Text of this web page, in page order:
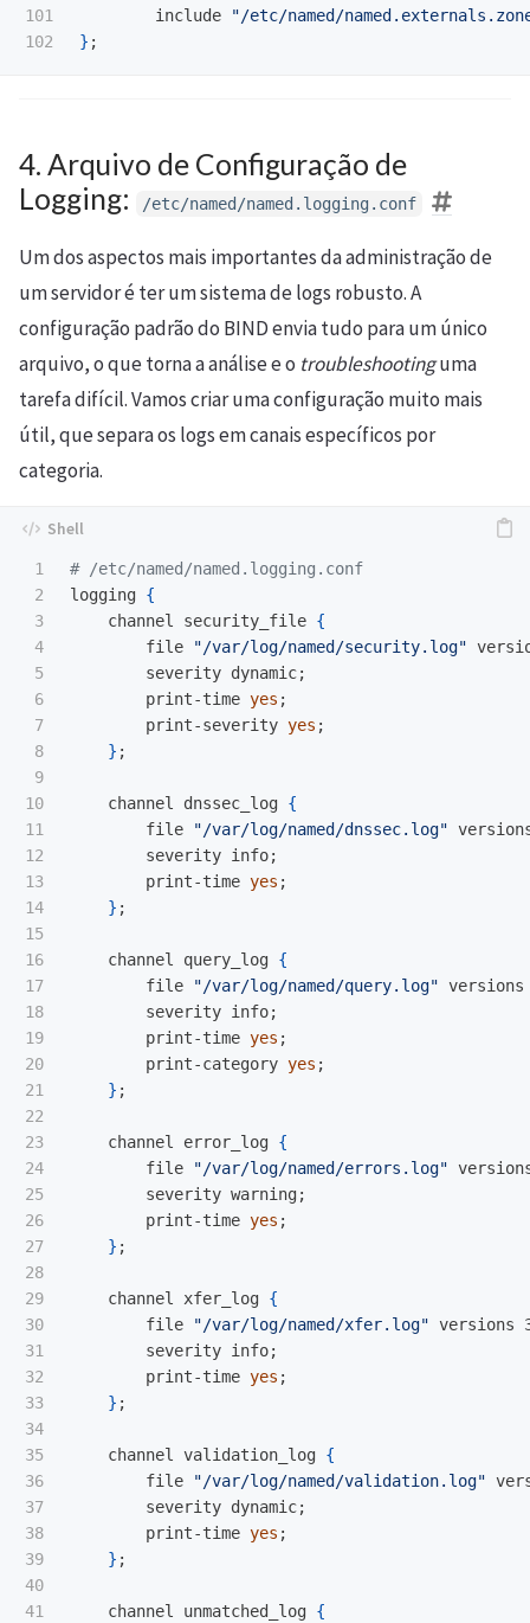
101
        include
"/etc/named/
} ;
4. Arquivo de Configuração de
Logging:
/etc/named/named.logging.conf
Um dos aspectos mais importantes da administração de
um servidor é ter um sistema de logs robusto. A
configuração padrão do BIND envia tudo para um único
arquivo, o que torna a análise e o troubleshootinguma
tarefa difícil. Vamos criar uma configuração muito mais
útil, que separa os logs em canais específicos por
categoria.
1
2
3
4
5
6
7
8
9
10
11
12
13
14
15
16
17
18
19
20
21
22
23
24
25
26
27
28
29
30
31
32
33
34
35
36
37
38
39
40
41
# /etc/named/named.logging.conf
logging {
    channel security_file
{
        file
"/var/log/named/security.log"
        severity dynamic
;
        print-time
yes ;
        print-severity
yes ;
} ;
    channel dnssec_log
{
        file
"/var/log/named/dnssec.log"
        severity info
;
        print-time
yes ;
} ;
    channel query_log
{
        file
"/var/log/named/query.log" versions
        severity info
;
        print-time
yes ;
        print-category
yes ;
} ;
    channel error_log
{
        file
"/var/log/named/errors.log"
        severity warning
;
        print-time
yes ;
} ;
    channel xfer_log
{
        file
"/var/log/named/xfer.log" versions
        severity info
;
        print-time
yes ;
} ;
    channel validation_log
{
        file
"/var/log/named/validation.log"
        severity dynamic
;
        print-time
yes ;
} ;
    channel unmatched_log
{